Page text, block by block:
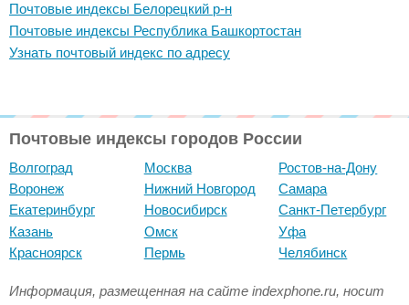
Почтовые индексы Белорецкий р-н
Почтовые индексы Республика Башкортостан
Узнать почтовый индекс по адресу
Почтовые индексы городов России
Волгоград
Воронеж
Екатеринбург
Казань
Красноярск
Москва
Нижний Новгород
Новосибирск
Омск
Пермь
Ростов-на-Дону
Самара
Санкт-Петербург
Уфа
Челябинск
Информация, размещенная на сайте indexphone.ru, носит